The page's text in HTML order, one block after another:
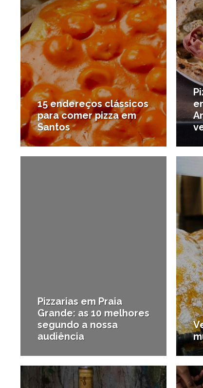
15 endereços clássicos
para comer pizza em
Santos
28/05/2025
Pizzarias em Praia
Grande: as 10 melhores
segundo a nossa
audiência
18/11/2024